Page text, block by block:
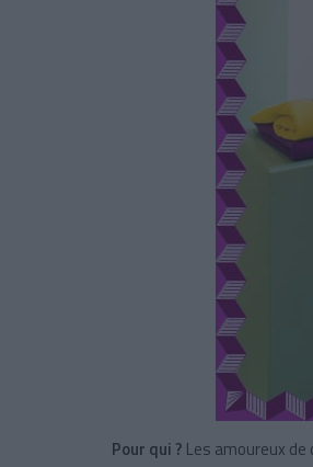
Pour qui ? Les amoureux de